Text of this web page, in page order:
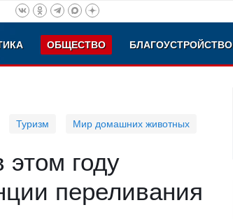
ОБЩЕСТВО БЛАГОУСТРОЙСТВО
Туризм Мир домашних животных
этом году
переливания